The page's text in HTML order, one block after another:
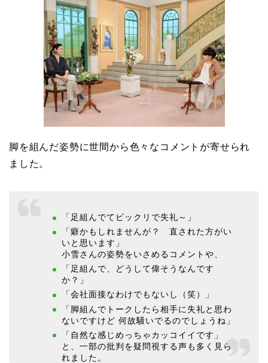
脚を組んだ姿勢に世間から色々なコメントが寄せられ
ました。
「足組んでてビックリで失礼～」
「癖かもしれませんが？ 直された方がい
いと思います」
小雪さんの姿勢をいさめるコメントや、
「足組んで、どうして偉そうなんです
か？」
「会社面接なわけでもないし（笑）」
「脚組んでトークしたら相手に失礼と思わ
ないですけど 何故騒いでるのでしょうね」
「自然な感じめっちゃカッコイイです」
と、一部の批判を疑問視する声も多く見ら
れました。